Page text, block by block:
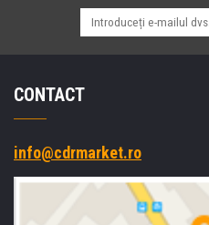
CONTACT
info@cdrmarket.ro